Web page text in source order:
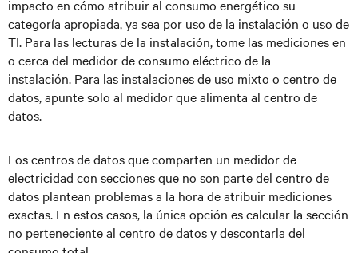
impacto en cómo atribuir al consumo energético su
categoría apropiada, ya sea por uso de la instalación o uso de
TI. Para las lecturas de la instalación, tome las mediciones en
o cerca del medidor de consumo eléctrico de la
instalación. Para las instalaciones de uso mixto o centro de
datos, apunte solo al medidor que alimenta al centro de
datos.
Los centros de datos que comparten un medidor de
electricidad con secciones que no son parte del centro de
datos plantean problemas a la hora de atribuir mediciones
exactas. En estos casos, la única opción es calcular la sección
no perteneciente al centro de datos y descontarla del